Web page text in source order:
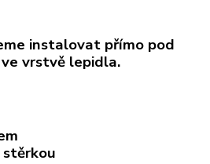
instalovat přímo pod
vrstvě lepidla.